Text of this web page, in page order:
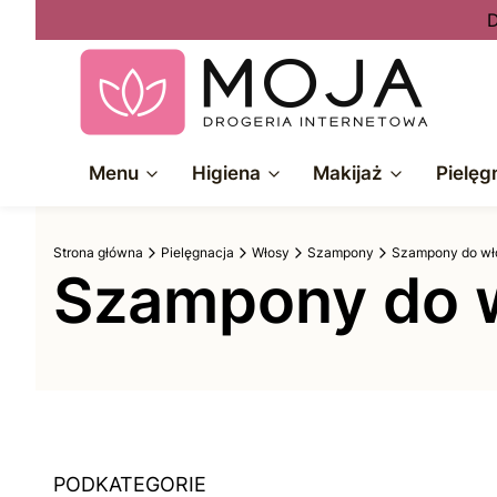
Menu Higiena Makijaż
Strona główna Pielęgnacja Włosy Szampony Szampony do
Szampony do
PODKATEGORIE